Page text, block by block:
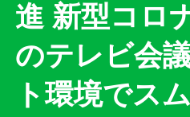
進 新型コロ
のテレビ会
ト環境でス